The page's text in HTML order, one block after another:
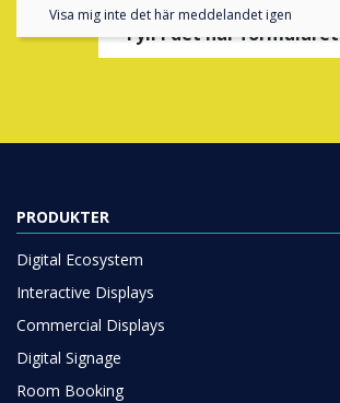
Fyll i det här formuläret
PRODUKTER
Digital Ecosystem
Interactive Displays
Commercial Displays
Digital Signage
Room Booking
Visa mig inte det här meddelandet igen